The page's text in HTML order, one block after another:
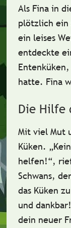
Als Fina in
plötzlich ein
ein leises
entdeckte
Entenküken
hatte. Fina
Die Hilfe
Mit viel Mut
Küken.
helfen!“,
Schwans,
das Küken
und dankbar
dein neuer